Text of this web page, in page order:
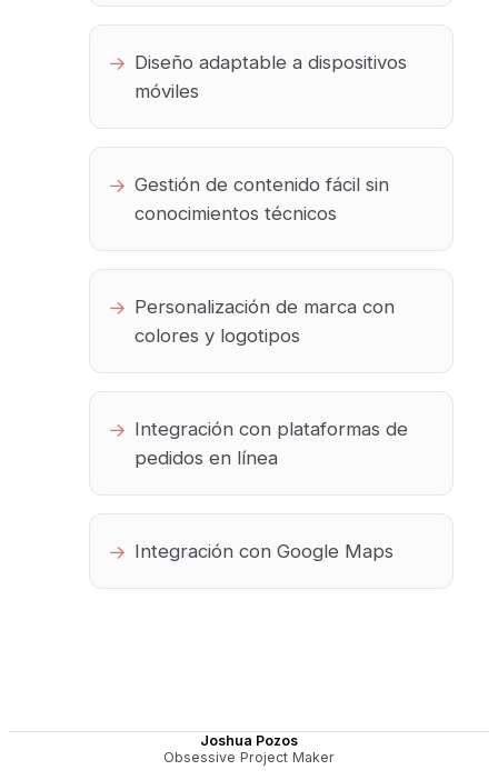
Diseño adaptable a dispositivos
móviles
Gestión de contenido fácil sin
conocimientos técnicos
Personalización de marca con
colores y logotipos
Integración con plataformas de
pedidos en línea
Integración con Google Maps
Joshua Pozos
Obsessive Project Maker